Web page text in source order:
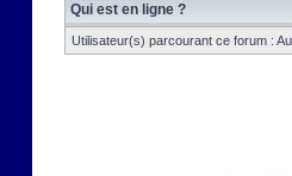
Qui est en ligne ?
Utilisateur(s) parcourant ce forum :